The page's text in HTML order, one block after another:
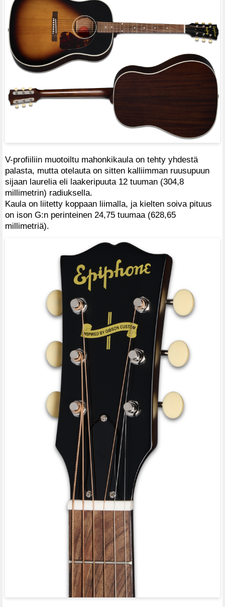
V-profiiliin muotoiltu mahonkikaula on tehty yhdestä
palasta, mutta otelauta on sitten kalliimman ruusupuun
sijaan laurelia eli laakeripuuta 12 tuuman (304,8
millimetrin) radiuksella.
Kaula on liitetty koppaan liimalla, ja kielten soiva pituus
on ison G:n perinteinen 24,75 tuumaa (628,65
millimetriä).